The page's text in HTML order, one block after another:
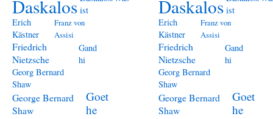
Daskalos ist
Erich
Kästner
Franz von
Assisi
Friedrich
Nietzsche
Gand
hi
Georg Bernard
Shaw
George Bernard
Shaw
Goet
he
Daskalos ist
Erich
Kästner
Franz von
Assisi
Friedrich
Nietzsche
Gand
hi
Georg Bernard
Shaw
George Bernard
Shaw
Goet
he